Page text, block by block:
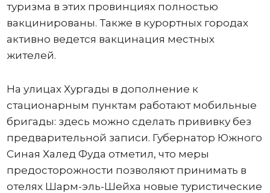
туризма в этих провинциях полностью
вакцинированы. Также в курортных городах
активно ведется вакцинация местных
жителей.
На улицах Хургады в дополнение к
стационарным пунктам работают мобильные
бригады: здесь можно сделать прививку без
предварительной записи. Губернатор Южного
Синая Халед Фуда отметил, что меры
предосторожности позволяют принимать в
отелях Шарм-эль-Шейха новые туристические